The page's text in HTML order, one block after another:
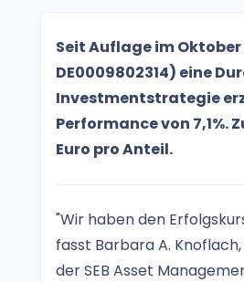
Seit Auflage im Oktober
DE0009802314) eine
Investmentstrategie
Performance von 7,1%.
Euro pro Anteil.
"Wir haben den
fasst Barbara A.
der SEB Asset